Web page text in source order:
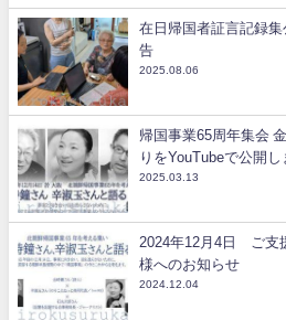
在日帰国者証言記録
告
2025.08.06
帰国事業65周年集会
りをYouTubeで公開し
2025.03.13
2024年12月4日 ご支
様へのお知らせ
2024.12.04